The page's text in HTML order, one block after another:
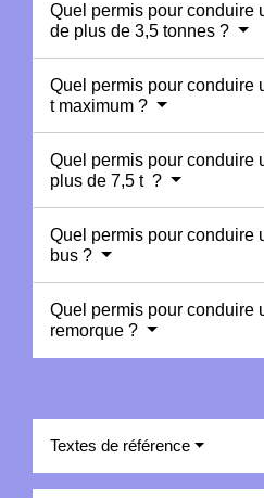
Quel permis pour conduire
de plus de 3,5 tonnes ?
Quel permis pour conduire
t maximum ?
Quel permis pour conduire
plus de 7,5 t ?
Quel permis pour conduire
bus ?
Quel permis pour conduire
remorque ?
Textes de référence